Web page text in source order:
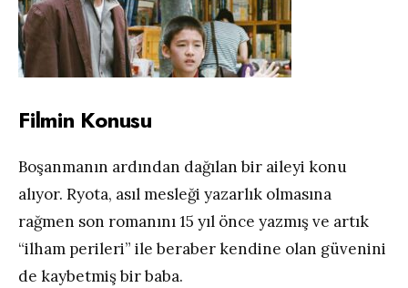
Filmin Konusu
Boşanmanın ardından dağılan bir aileyi konu
alıyor. Ryota, asıl mesleği yazarlık olmasına
rağmen son romanını 15 yıl önce yazmış ve artık
“ilham perileri” ile beraber kendine olan güvenini
de kaybetmiş bir baba.